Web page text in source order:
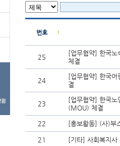
번호
25
[업무협약] 한국
체결
24
[업무협약] 한국
결
23
[업무협약] 한국노
(MOU) 체결
22 [홍보활동] (사)부
21 [기타] 사회복지사